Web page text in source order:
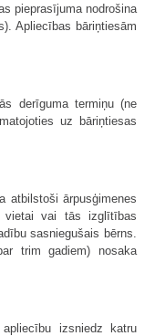
pieprasījuma nodrošina
Apliecības bāriņtiesām
derīguma termiņu (ne
uz bāriņtiesas
atbilstoši ārpusģimenes
vietai vai tās izglītības
sasniegušais bērns.
trim gadiem) nosaka
izsniedz katru